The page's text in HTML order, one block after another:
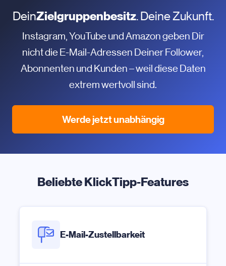
DeinZielgruppenbesitz. Deine Zukunft.
Instagram, YouTube und Amazon geben Dir
nicht die E-Mail-Adressen Deiner Follower,
Abonnenten und Kunden – weil diese Daten
extrem wertvoll sind.
Werde jetzt unabhängig
Beliebte KlickTipp-Features
E-Mail-Zustellbarkeit